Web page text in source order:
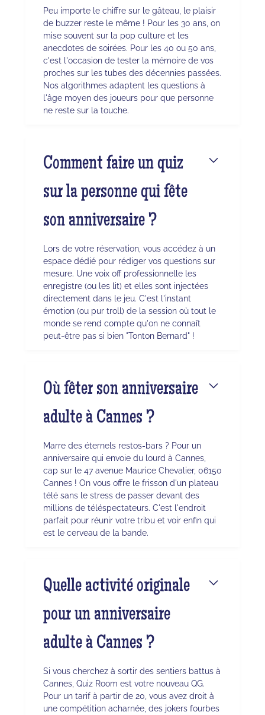
Peu importe le chiffre sur le gâteau, le plaisir
de buzzer reste le même ! Pour les 30 ans, on
mise souvent sur la pop culture et les
anecdotes de soirées. Pour les 40 ou 50 ans,
c'est l'occasion de tester la mémoire de vos
proches sur les tubes des décennies passées.
Nos algorithmes adaptent les questions à
l'âge moyen des joueurs pour que personne
ne reste sur la touche.
Comment faire un quiz
sur la personne qui fête
son anniversaire ?
Lors de votre réservation, vous accédez à un
espace dédié pour rédiger vos questions sur
mesure. Une voix off professionnelle les
enregistre (ou les lit) et elles sont injectées
directement dans le jeu. C'est l'instant
émotion (ou pur troll) de la session où tout le
monde se rend compte qu'on ne connaît
peut-être pas si bien "Tonton Bernard" !
Où fêter son anniversaire
adulte à Cannes ?
Marre des éternels restos-bars ? Pour un
anniversaire qui envoie du lourd à Cannes,
cap sur le 47 avenue Maurice Chevalier, 06150
Cannes ! On vous offre le frisson d'un plateau
télé sans le stress de passer devant des
millions de téléspectateurs. C'est l'endroit
parfait pour réunir votre tribu et voir enfin qui
est le cerveau de la bande.
Quelle activité originale
pour un anniversaire
adulte à Cannes ?
Si vous cherchez à sortir des sentiers battus à
Cannes, Quiz Room est votre nouveau QG.
Pour un tarif à partir de 20, vous avez droit à
une compétition acharnée, des jokers fourbes